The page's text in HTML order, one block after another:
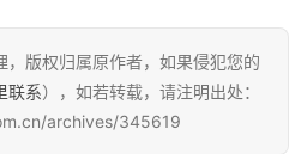
版权归属原作者，如果侵犯您的
联系），如若转载，请注明出处：
archives/345619